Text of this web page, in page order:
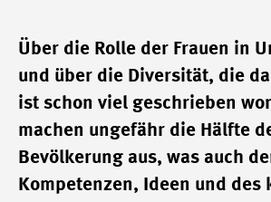
Über die Rolle der Frauen in
und über die Diversität, die
ist schon viel geschrieben
machen ungefähr die Hälfte
Bevölkerung aus, was auch
Kompetenzen, Ideen und des